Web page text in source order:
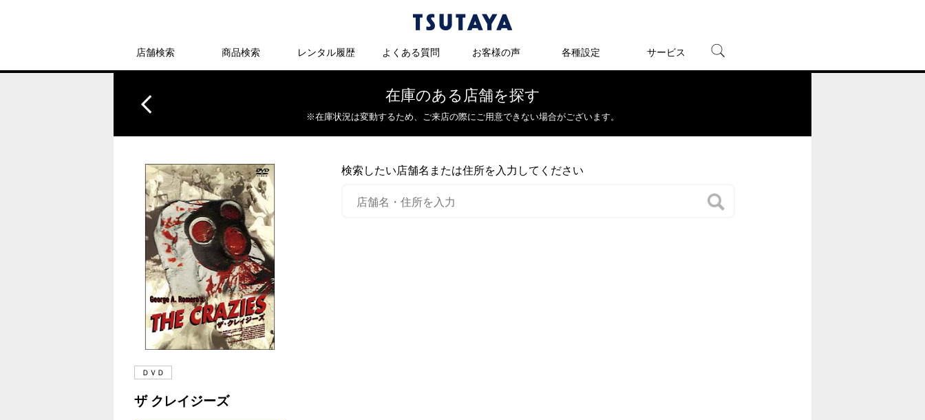
店舗検索 商品検索 レンタル履歴 よくある質問 お客様の声 各種設定 サービス
在庫のある店舗を探す
※在庫状況は変動するため、 ご来店の際にご用意できない場合がございます。
ＤＶＤ
ザ クレイジーズ
検索したい店舗名または住所を入力してください